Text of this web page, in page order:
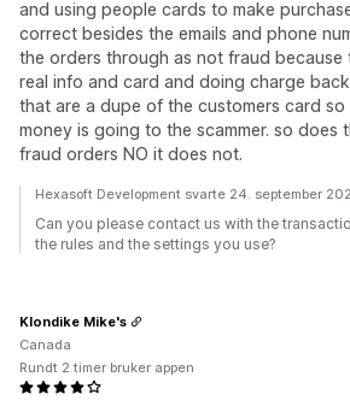
and using people cards to make
correct besides the emails and phone
the orders through as not fraud because
real info and card and doing charge
that are a dupe of the customers card
money is going to the scammer. so does
fraud orders NO it does not.
Hexasoft Development svarte 24. september
Can you please contact us with the
the rules and the settings you use?
Klondike Mike's
Canada
Rundt 2 timer bruker appen